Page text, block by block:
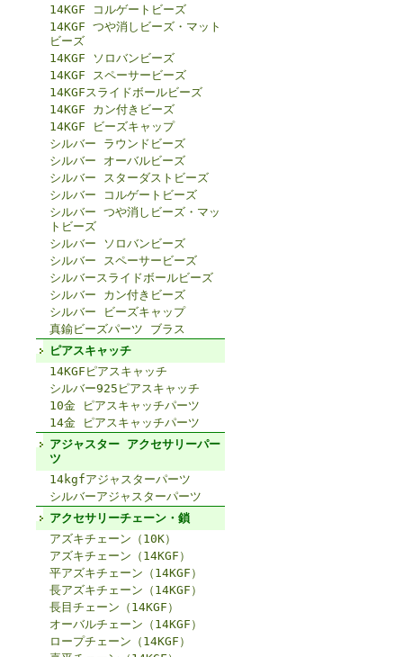
14KGF コルゲートビーズ
14KGF つや消しビーズ・マット
ビーズ
14KGF ソロバンビーズ
14KGF スペーサービーズ
14KGFスライドボールビーズ
14KGF カン付きビーズ
14KGF ビーズキャップ
シルバー ラウンドビーズ
シルバー オーバルビーズ
シルバー スターダストビーズ
シルバー コルゲートビーズ
シルバー つや消しビーズ・マッ
トビーズ
シルバー ソロバンビーズ
シルバー スペーサービーズ
シルバースライドボールビーズ
シルバー カン付きビーズ
シルバー ビーズキャップ
真鍮ビーズパーツ ブラス
ピアスキャッチ
14KGFピアスキャッチ
シルバー925ピアスキャッチ
10金 ピアスキャッチパーツ
14金 ピアスキャッチパーツ
アジャスター アクセサリーパー
ツ
14kgfアジャスターパーツ
シルバーアジャスターパーツ
アクセサリーチェーン・鎖
アズキチェーン（10K）
アズキチェーン（14KGF）
平アズキチェーン（14KGF）
長アズキチェーン（14KGF）
長目チェーン（14KGF）
オーバルチェーン（14KGF）
ロープチェーン（14KGF）